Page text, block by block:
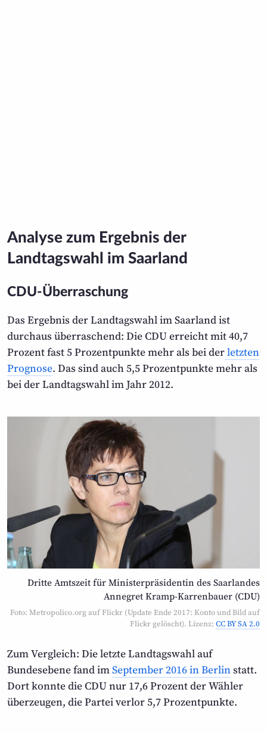
Analyse zum Ergebnis der
Landtagswahl im Saarland
CDU-Überraschung
Das Ergebnis der Landtagswahl im Saarland ist
durchaus überraschend: Die CDU erreicht mit 40,7
Prozent fast 5 Prozentpunkte mehr als bei derletzten
Prognose. Das sind auch 5,5 Prozentpunkte mehr als
bei der Landtagswahl im Jahr 2012.
Dritte Amtszeit für Ministerpräsidentin des Saarlandes
Annegret Kramp-Karrenbauer (CDU)
Foto: Metropolico.org auf Flickr (Update Ende 2017: Konto und Bild auf
Flickr gelöscht). Lizenz: CC BY SA 2.0
Zum Vergleich: Die letzte Landtagswahl auf
Bundesebene fand imSeptember 2016 in Berlinstatt.
Dort konnte die CDU nur 17,6 Prozent der Wähler
überzeugen, die Partei verlor 5,7 Prozentpunkte.